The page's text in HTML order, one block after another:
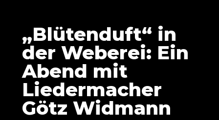
„Blütenduft“ in
der Weberei: Ein
Abend mit
Liedermacher
Götz Widmann